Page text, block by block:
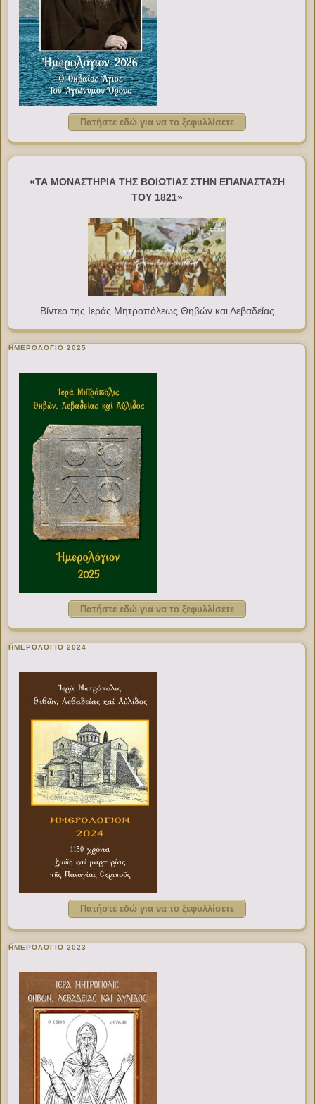
Πατήστε εδώ για να το ξεφυλλίσετε
«ΤΑ ΜΟΝΑΣΤΗΡΙΑ ΤΗΣ ΒΟΙΩΤΙΑΣ ΣΤΗΝ ΕΠΑΝΑΣΤΑΣΗ
ΤΟΥ 1821»
Βίντεο της Ιεράς Μητροπόλεως Θηβών και Λεβαδείας
ΗΜΕΡΟΛΟΓΙΟ 2025
Πατήστε εδώ για να το ξεφυλλίσετε
ΗΜΕΡΟΛΟΓΙΟ 2024
Πατήστε εδώ για να το ξεφυλλίσετε
ΗΜΕΡΟΛΟΓΙΟ 2023